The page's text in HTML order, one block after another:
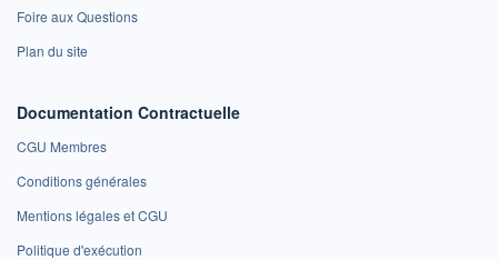
Foire aux Questions
Plan du site
Documentation Contractuelle
CGU Membres
Conditions générales
Mentions légales et CGU
Politique d'exécution